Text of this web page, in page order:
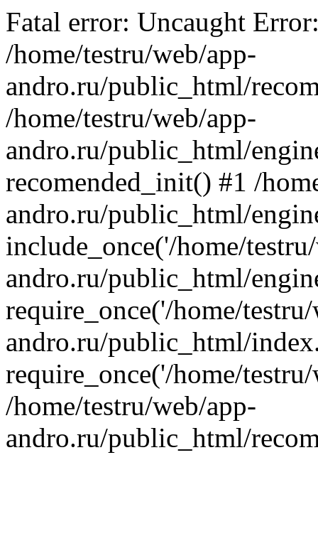
Fatal error: Uncaught
/home/testru/web/app-
andro.ru/public_html/
/home/testru/web/app-
andro.ru/public_html/
recomended_init() #1 /
andro.ru/public_html/
include_once('/home/
andro.ru/public_html/
require_once('/home/
andro.ru/public_html/
require_once('/home/
/home/testru/web/app-
andro.ru/public_html/